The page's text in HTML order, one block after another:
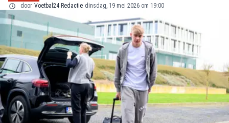
door Voetbal24 Redactie dinsdag, 19 mei 2026 om 19:00